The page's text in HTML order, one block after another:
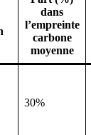
dans
l’empreinte
carbone
moyenne
30%